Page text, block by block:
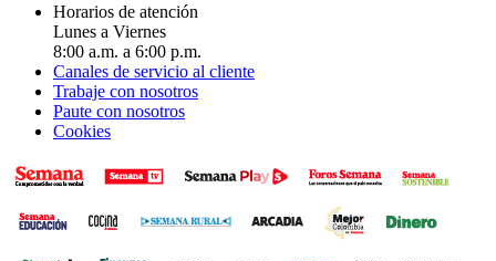
Horarios de atención
Lunes a Viernes
8:00 a.m. a 6:00 p.m.
Canales de servicio al cliente
Trabaje con nosotros
Paute con nosotros
Cookies